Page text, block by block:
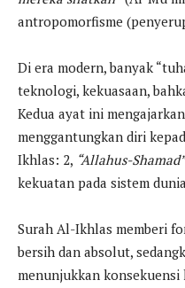
antropomorfisme
Di era modern, banyak
teknologi, kekuasaan,
Kedua ayat ini
menggantungkan diri
Ikhlas: 2, “Allahus-Shamad”
kekuatan pada sistem
Surah Al-Ikhlas memberi
bersih dan absolut,
menunjukkan